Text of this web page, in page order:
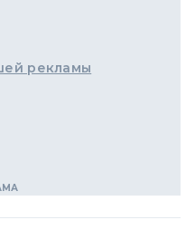
рекламы